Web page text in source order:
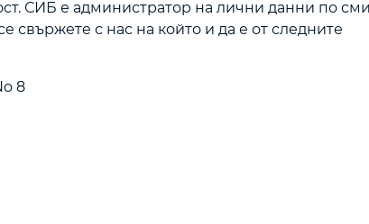
СИБ е администратор на лични данни по
свържете с нас на който и да е от следните
8